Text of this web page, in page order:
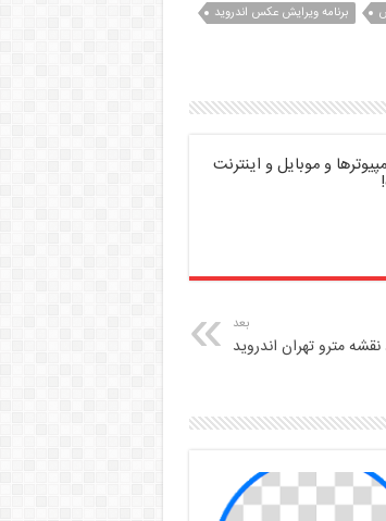
برنامه ویرایش عکس اندروید
و موبایل و اینترنت
بعد
نقشه مترو تهران اندروید